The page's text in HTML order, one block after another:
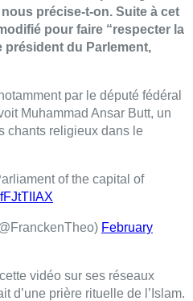
précise-t-on. Suite à cet
pour faire “respecter la
président du Parlement,
par le député fédéral
Muhammad Ansar Butt, un
chants religieux dans le
of the capital of
February
vidéo sur ses réseaux
d’une prière rituelle de l’Islam.